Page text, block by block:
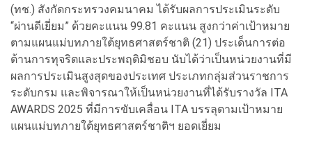
(ทช.) สังกัดกระทรวงคมนาคม ได้รับผลการประเมินระดับ
“ผ่านดีเยี่ยม” ด้วยคะแนน 99.81 คะแนน สูงกว่าค่าเป้าหมาย
ตามแผนแม่บทภายใต้ยุทธศาสตร์ชาติ (21) ประเด็นการต่อ
ต้านการทุจริตและประพฤติมิชอบ นับได้ว่าเป็นหน่วยงานที่มี
ผลการประเมินสูงสุดของประเทศ ประเภทกลุ่มส่วนราชการ
ระดับกรม และพิจารณาให้เป็นหน่วยงานที่ได้รับรางวัล ITA
AWARDS 2025 ที่มีการขับเคลื่อน ITA บรรลุตามเป้าหมาย
แผนแม่บทภายใต้ยุทธศาสตร์ชาติฯ ยอดเยี่ยม